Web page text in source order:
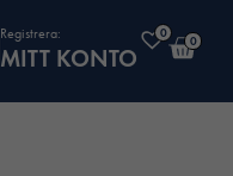
Registrera:
MITT KONTO
0
0